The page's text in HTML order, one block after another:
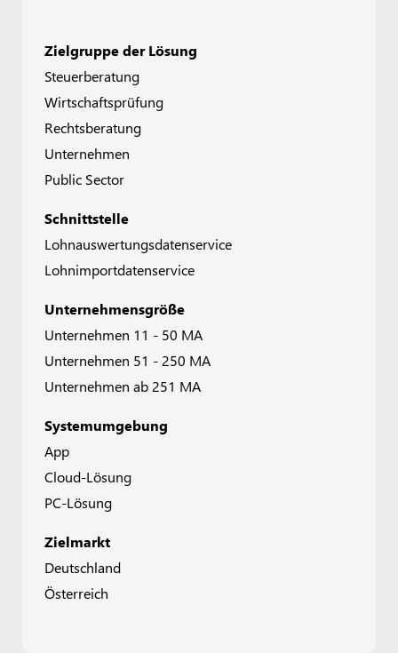
Zielgruppe der Lösung
Steuerberatung
Wirtschaftsprüfung
Rechtsberatung
Unternehmen
Public Sector
Schnittstelle
Lohnauswertungsdatenservice
Lohnimportdatenservice
Unternehmensgröße
Unternehmen 11 - 50 MA
Unternehmen 51 - 250 MA
Unternehmen ab 251 MA
Systemumgebung
App
Cloud-Lösung
PC-Lösung
Zielmarkt
Deutschland
Österreich